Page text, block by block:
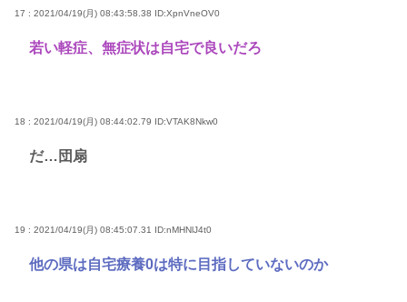
17 : 2021/04/19(月) 08:43:58.38 ID:XpnVneOV0
若い軽症、無症状は自宅で良いだろ
18 : 2021/04/19(月) 08:44:02.79 ID:VTAK8Nkw0
だ…団扇
19 : 2021/04/19(月) 08:45:07.31 ID:nMHNlJ4t0
他の県は自宅療養0は特に目指していないのか